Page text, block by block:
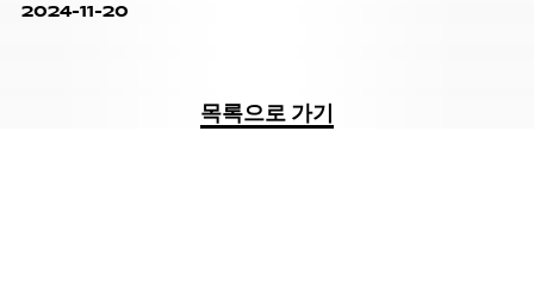
2024-11-20
목록으로 가기